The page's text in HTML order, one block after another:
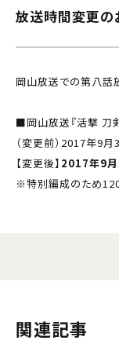
放送時間変更の
岡山放送での第八話
■岡山放送『活撃 刀
（変更前）2017年9月
【変更後】 2017年9月
※特別編成のため
関連記事